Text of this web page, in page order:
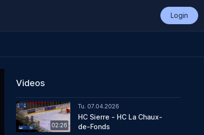
Login
Videos
02:26
Tu. 07.04.2026
HC Sierre - HC La Chaux-
de-Fonds